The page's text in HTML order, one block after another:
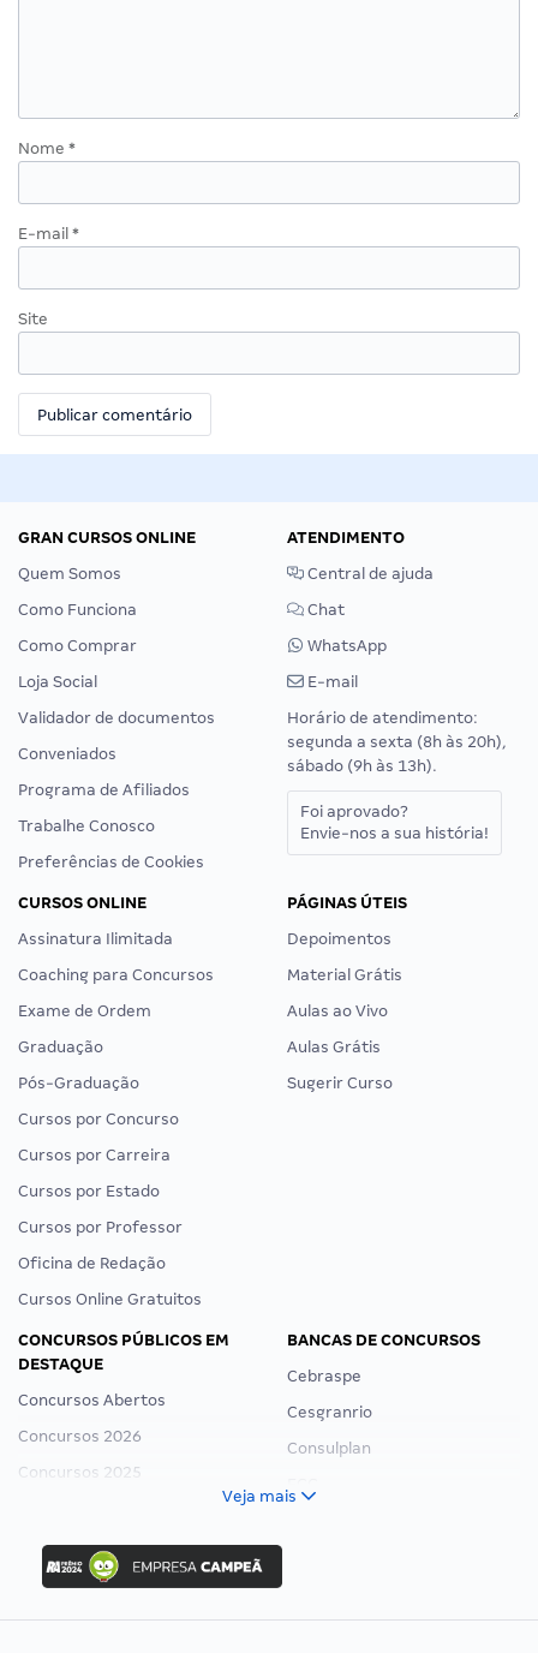
Nome *
E-mail *
Site
GRAN CURSOS ONLINE
Quem Somos
Como Funciona
Como Comprar
Loja Social
Validador de documentos
Conveniados
Programa de Afiliados
Trabalhe Conosco
Preferências de Cookies
ATENDIMENTO
Central de ajuda
Chat
WhatsApp
E-mail
Horário de atendimento:
segunda a sexta (8h às 20h),
sábado (9h às 13h).
Foi aprovado?
Envie-nos a sua história!
CURSOS ONLINE
Assinatura Ilimitada
Coaching para Concursos
Exame de Ordem
Graduação
Pós-Graduação
Cursos por Concurso
Cursos por Carreira
Cursos por Estado
Cursos por Professor
Oficina de Redação
Cursos Online Gratuitos
PÁGINAS ÚTEIS
Depoimentos
Material Grátis
Aulas ao Vivo
Aulas Grátis
Sugerir Curso
CONCURSOS PÚBLICOS EM
DESTAQUE
Concursos Abertos
Concursos 2026
Concursos 2025
Concurso Ibama
Concurso MPU
Editais publicados
BANCAS DE CONCURSOS
Cebraspe
Cesgranrio
Consulplan
Veja mais